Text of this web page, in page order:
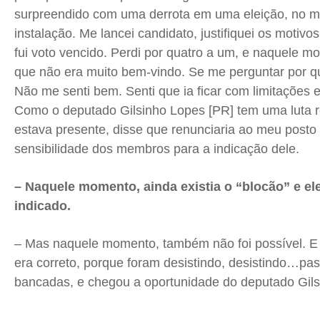
surpreendido com uma derrota em uma eleição, no
instalação. Me lancei candidato, justifiquei os
fui voto vencido. Perdi por quatro a um, e naquele
que não era muito bem-vindo. Se me perguntar por
Não me senti bem. Senti que ia ficar com limitações
Como o deputado Gilsinho Lopes [PR] tem uma luta
estava presente, disse que renunciaria ao meu posto
sensibilidade dos membros para a indicação dele.
– Naquele momento, ainda existia o “blocão” e
indicado.
– Mas naquele momento, também não foi possível.
era correto, porque foram desistindo,
bancadas, e chegou a oportunidade do deputado